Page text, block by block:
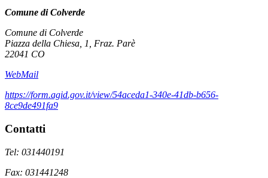
Comune di Colverde
Comune di Colverde
Piazza della Chiesa, 1, Fraz. Parè
22041 CO
WebMail
https://form.agid.gov.it/view/54aceda1-340e-41db-b656-
8ce9de491fa9
Contatti
Tel: 031440191
Fax: 031441248